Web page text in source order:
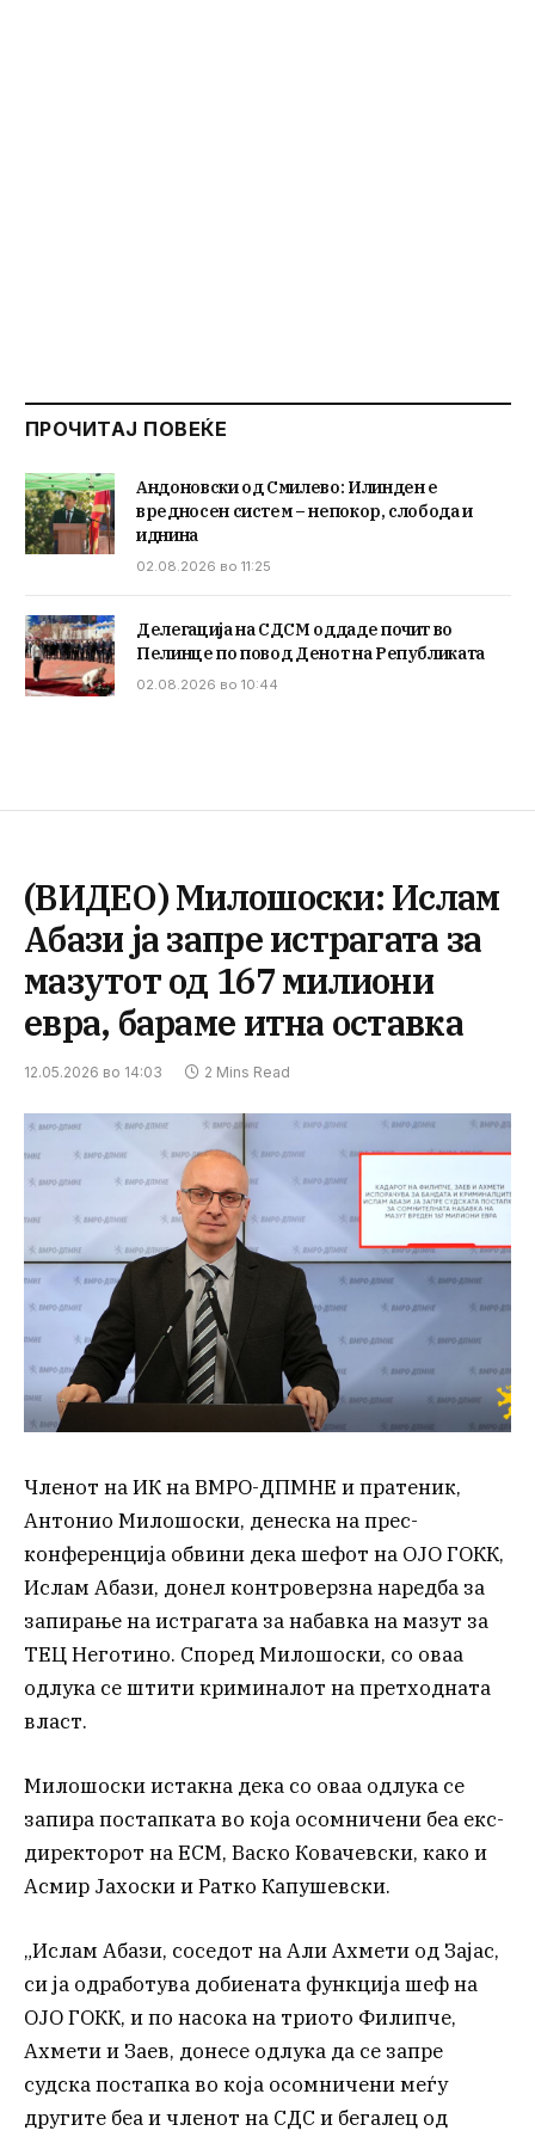
ПРОЧИТАЈ ПОВЕЌЕ
Андоновски од Смилево: Илинден е
вредносен систем – непокор, слобода и
иднина
02.08.2026 во 11:25
Делегација на СДСМ оддаде почит во
Пелинце по повод Денот на Републиката
02.08.2026 во 10:44
(ВИДЕО) Милошоски: Ислам
Абази ја запре истрагата за
мазутот од 167 милиони
евра, бараме итна оставка
12.05.2026 во 14:03 2 Mins Read
Членот на ИК на ВМРО-ДПМНЕ и пратеник,
Антонио Милошоски, денеска на прес-
конференција обвини дека шефот на ОЈО ГОКК,
Ислам Абази, донел контроверзна наредба за
запирање на истрагата за набавка на мазут за
ТЕЦ Неготино. Според Милошоски, со оваа
одлука се штити криминалот на претходната
власт.
Милошоски истакна дека со оваа одлука се
запира постапката во која осомничени беа екс-
директорот на ЕСМ, Васко Ковачевски, како и
Асмир Јахоски и Ратко Капушевски.
„Ислам Абази, соседот на Али Ахмети од Зајас,
си ја одработува добиената функција шеф на
ОЈО ГОКК, и по насока на триото Филипче,
Ахмети и Заев, донесе одлука да се запре
судска постапка во која осомничени меѓу
другите беа и членот на СДС и бегалец од